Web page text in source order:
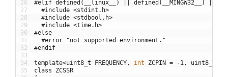
26
27
28
29
30
31
32
33
34
35
#elif defined(__linux__) || defined(__MINGW32__) ||
#include <stdint.h>
#include <stdbool.h>
#include <time.h>
#else
#error "not supported environment."
#endif
template<uint8 t FREQUENCY , int ZCPIN = -1 , uint8
class
ZCSSR